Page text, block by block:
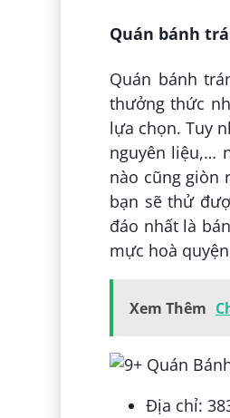
Quán bánh
Quán bánh
thưởng thức
lựa chọn. Tuy
nguyên liệu,…
nào cũng giòn
bạn sẽ thử
đáo nhất là
mực hoà
Xem Thêm
Địa chỉ: